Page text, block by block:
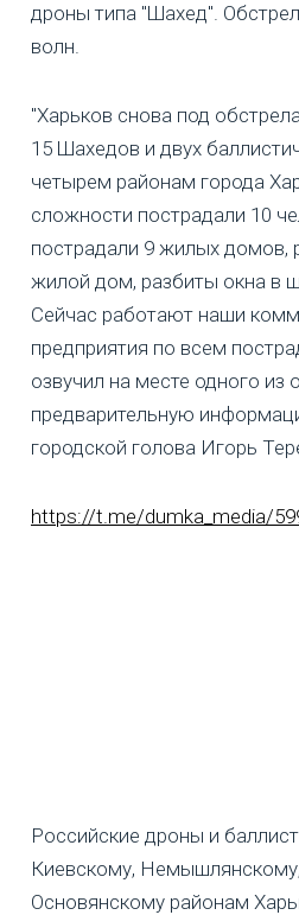
дроны типа "Шахед".
волн.
"Харьков снова под
15 Шахедов и двух
четырем районам города
сложности пострадали 10
пострадали 9 жилых домов,
жилой дом, разбиты окна в
Сейчас работают наши
предприятия по всем
озвучил на месте одного из
предварительную
городской голова Игорь
https://t.me/dumka_media/
Российские дроны и
Киевскому,
Основянскому районам